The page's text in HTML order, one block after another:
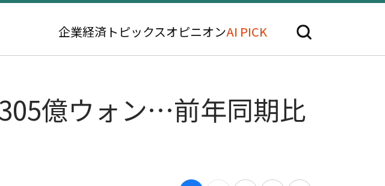
企業経済 トピックスオピニオンAI PICK
億ウォン…前年同期比